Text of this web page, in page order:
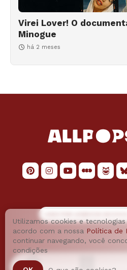
Virei Lover! O
Minogue
há 2 meses
Utilizamos cookies e
acordo com a nossa Política de
continuar navegando, você
condições